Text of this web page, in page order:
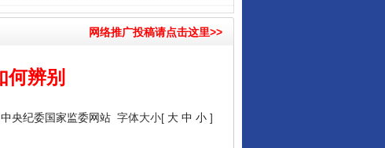
网络推广投稿请点击这里>>
何辨别
中央纪委国家监委网站 字体大小[ 大 中 小 ]